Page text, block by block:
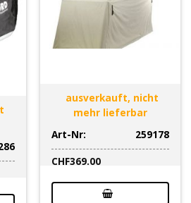
ausverkauft, nicht
mehr lieferbar
Art-Nr:
259178
CHF369.00